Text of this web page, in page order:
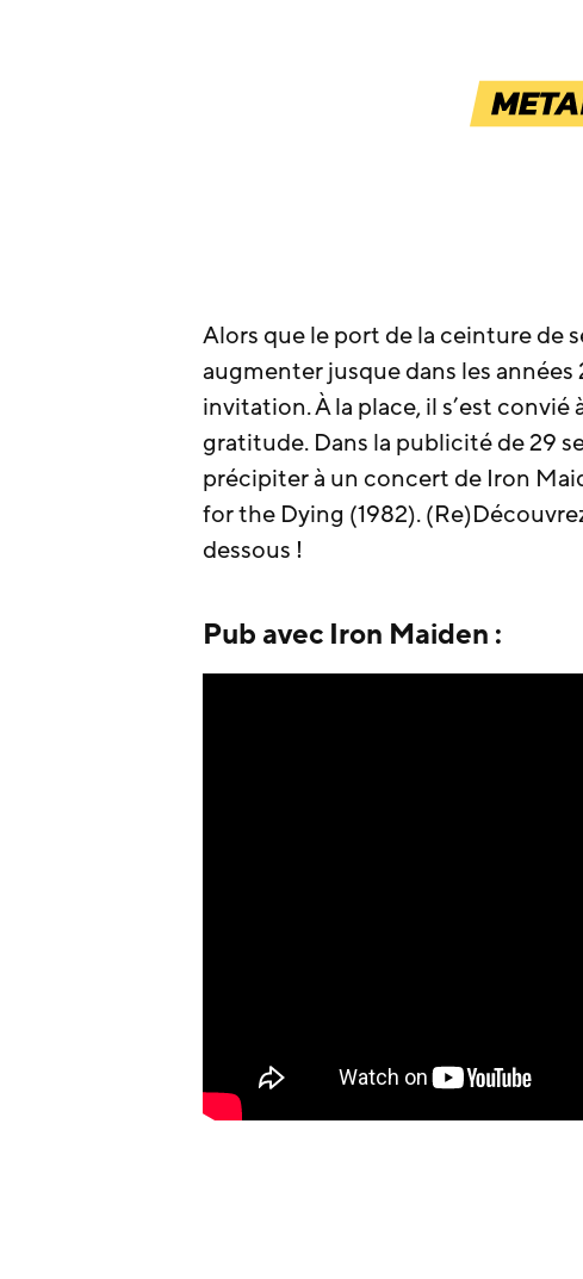
Alors que le port de la ceinture de
augmenter jusque dans les
invitation. À la place, il s’est
gratitude. Dans la publicité de 29
précipiter à un concert de Iron
for the Dying (1982).
dessous !
Pub avec Iron Maiden :